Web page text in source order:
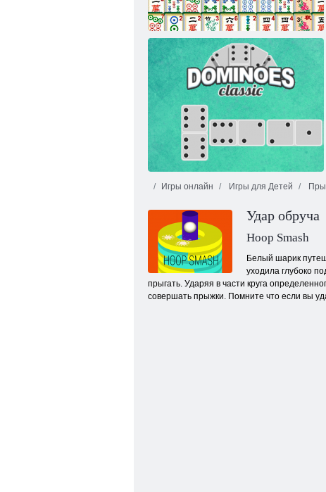
Китайский маджонг
Классическое домино
Игры онлайн Игры для Детей
Удар обруча
Hoop Smash
Белый шарик
уходила глубоко
прыгать. Ударяя в части круга
совершать прыжки. Помните что если вы